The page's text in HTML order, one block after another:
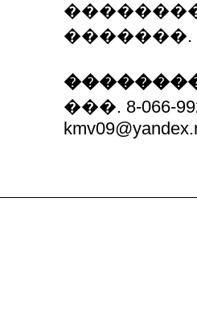
�������.
���. 8-066-